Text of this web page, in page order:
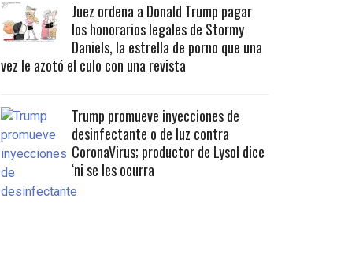
Juez ordena a Donald Trump pagar
los honorarios legales de Stormy
Daniels, la estrella de porno que una
vez le azotó el culo con una revista
Trump promueve inyecciones de
desinfectante o de luz contra
CoronaVirus; productor de Lysol dice
‘ni se les ocurra